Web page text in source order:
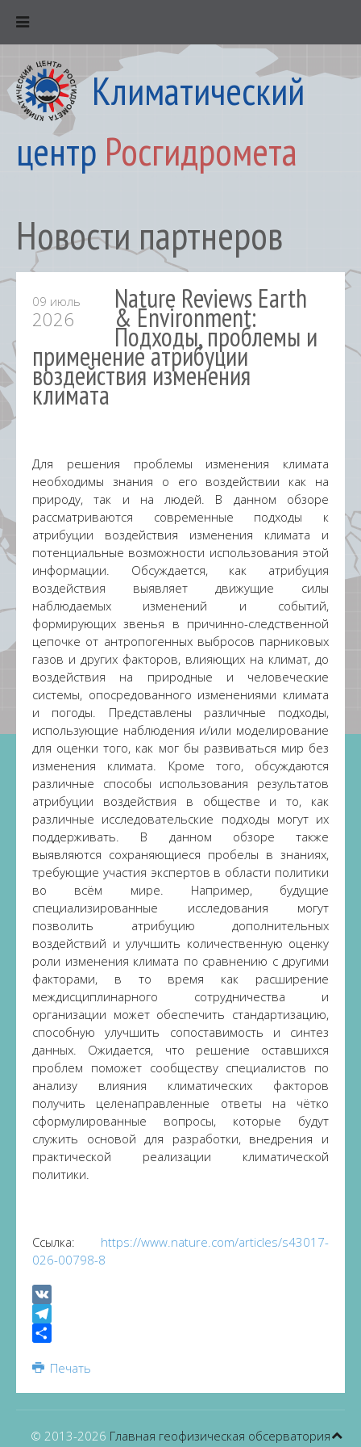
Климатический
центр Росгидромета
Новости партнеров
09 июль
2026
Nature Reviews Earth
& Environment:
Подходы, проблемы и
применение атрибуции
воздействия изменения
климата
Для решения проблемы изменения климата
необходимы знания о его воздействии как на
природу, так и на людей. В данном обзоре
рассматриваются современные подходы к
атрибуции воздействия изменения климата и
потенциальные возможности использования этой
информации. Обсуждается, как атрибуция
воздействия выявляет движущие силы
наблюдаемых изменений и событий,
формирующих звенья в причинно-следственной
цепочке от антропогенных выбросов парниковых
газов и других факторов, влияющих на климат, до
воздействия на природные и человеческие
системы, опосредованного изменениями климата
и погоды. Представлены различные подходы,
использующие наблюдения и/или моделирование
для оценки того, как мог бы развиваться мир без
изменения климата. Кроме того, обсуждаются
различные способы использования результатов
атрибуции воздействия в обществе и то, как
различные исследовательские подходы могут их
поддерживать. В данном обзоре также
выявляются сохраняющиеся пробелы в знаниях,
требующие участия экспертов в области политики
во всём мире. Например, будущие
специализированные исследования могут
позволить атрибуцию дополнительных
воздействий и улучшить количественную оценку
роли изменения климата по сравнению с другими
факторами, в то время как расширение
междисциплинарного сотрудничества и
организации может обеспечить стандартизацию,
способную улучшить сопоставимость и синтез
данных. Ожидается, что решение оставшихся
проблем поможет сообществу специалистов по
анализу влияния климатических факторов
получить целенаправленные ответы на чётко
сформулированные вопросы, которые будут
служить основой для разработки, внедрения и
практической реализации климатической
политики.
Ссылка: https://www.nature.com/articles/s43017-
026-00798-8
VK
Telegram
Печать
© 2013-2026 Главная геофизическая обсерватория